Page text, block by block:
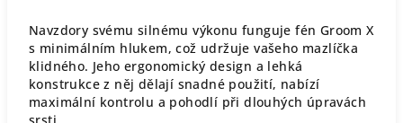
Navzdory svému silnému výkonu funguje fén Groom X
s minimálním hlukem, což udržuje vašeho mazlíčka
klidného. Jeho ergonomický design a lehká
konstrukce z něj dělají snadné použití, nabízí
maximální kontrolu a pohodlí při dlouhých úpravách